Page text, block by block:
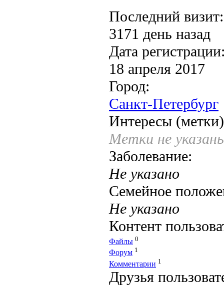
Последний визит:
3171 день назад
Дата
18 апреля 2017
Город:
Санкт-Петербург
Интересы
Метки не
Заболевание:
Не указано
Семейное
Не указано
Контент
Файлы 0
Форум 1
Комментарии 1
Друзья